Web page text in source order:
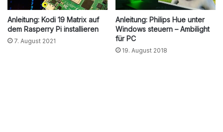
Anleitung: Kodi 19 Matrix auf
dem Rasperry Pi installieren
7. August 2021
Anleitung: Philips Hue unter
Windows steuern – Ambilight
für PC
19. August 2018